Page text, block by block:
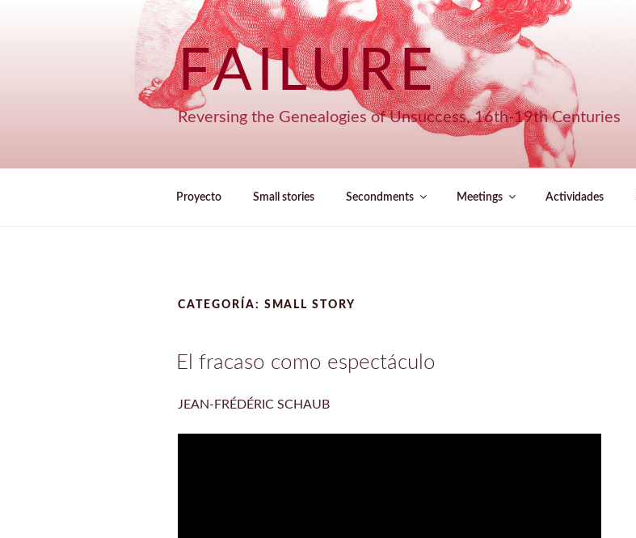
FAILURE
Reversing the Genealogies of Unsuccess, 16th-19th Centuries
Proyecto Small stories Secondments Meetings Actividades
CATEGORÍA: SMALL STORY
El fracaso como espectáculo
JEAN-FRÉDÉRIC SCHAUB